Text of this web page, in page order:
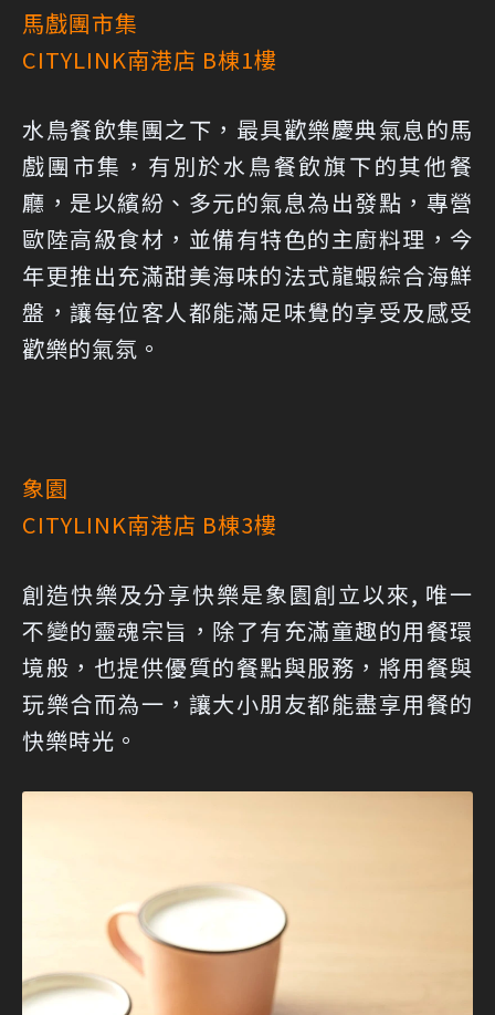
馬戲團市集
CITYLINK南港店 B棟1樓
水鳥餐飲集團之下，最具歡樂慶典氣息的馬
戲團市集，有別於水鳥餐飲旗下的其他餐
廳，是以繽紛、多元的氣息為出發點，專營
歐陸高級食材，並備有特色的主廚料理，今
年更推出充滿甜美海味的法式龍蝦綜合海鮮
盤，讓每位客人都能滿足味覺的享受及感受
歡樂的氣氛。
象園
CITYLINK南港店 B棟3樓
創造快樂及分享快樂是象園創立以來, 唯一
不變的靈魂宗旨，除了有充滿童趣的用餐環
境般，也提供優質的餐點與服務，將用餐與
玩樂合而為一，讓大小朋友都能盡享用餐的
快樂時光。